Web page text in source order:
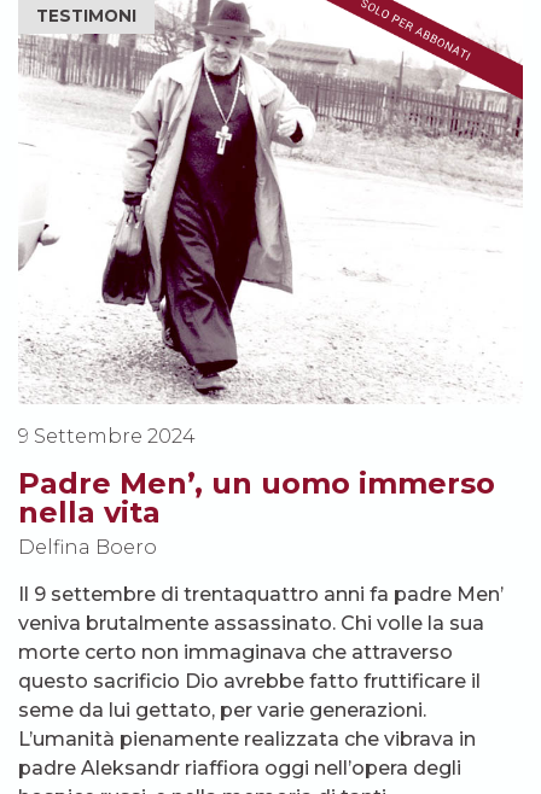
TESTIMONI
9 Settembre 2024
Padre Men’, un uomo immerso
nella vita
Delfina Boero
Il 9 settembre di trentaquattro anni fa padre Men’
veniva brutalmente assassinato. Chi volle la sua
morte certo non immaginava che attraverso
questo sacrificio Dio avrebbe fatto fruttificare il
seme da lui gettato, per varie generazioni.
L’umanità pienamente realizzata che vibrava in
padre Aleksandr riaffiora oggi nell’opera degli